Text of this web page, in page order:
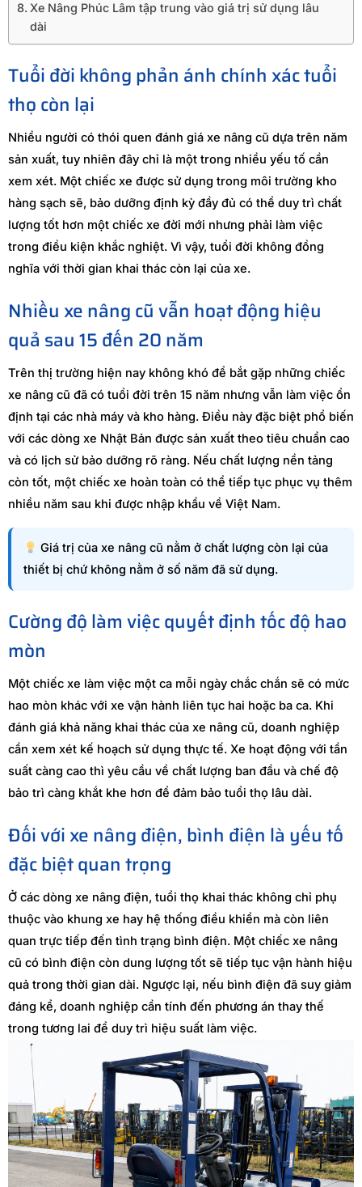
Xe Nâng Phúc Lâm tập trung vào giá trị sử dụng lâu
dài
Tuổi đời không phản ánh chính xác tuổi
thọ còn lại
Nhiều người có thói quen đánh giá xe nâng cũ dựa trên năm
sản xuất, tuy nhiên đây chỉ là một trong nhiều yếu tố cần
xem xét. Một chiếc xe được sử dụng trong môi trường kho
hàng sạch sẽ, bảo dưỡng định kỳ đầy đủ có thể duy trì chất
lượng tốt hơn một chiếc xe đời mới nhưng phải làm việc
trong điều kiện khắc nghiệt. Vì vậy, tuổi đời không đồng
nghĩa với thời gian khai thác còn lại của xe.
Nhiều xe nâng cũ vẫn hoạt động hiệu
quả sau 15 đến 20 năm
Trên thị trường hiện nay không khó để bắt gặp những chiếc
xe nâng cũ đã có tuổi đời trên 15 năm nhưng vẫn làm việc ổn
định tại các nhà máy và kho hàng. Điều này đặc biệt phổ biến
với các dòng xe Nhật Bản được sản xuất theo tiêu chuẩn cao
và có lịch sử bảo dưỡng rõ ràng. Nếu chất lượng nền tảng
còn tốt, một chiếc xe hoàn toàn có thể tiếp tục phục vụ thêm
nhiều năm sau khi được nhập khẩu về Việt Nam.
Giá trị của xe nâng cũ nằm ở chất lượng còn lại của
thiết bị chứ không nằm ở số năm đã sử dụng.
Cường độ làm việc quyết định tốc độ hao
mòn
Một chiếc xe làm việc một ca mỗi ngày chắc chắn sẽ có mức
hao mòn khác với xe vận hành liên tục hai hoặc ba ca. Khi
đánh giá khả năng khai thác của xe nâng cũ, doanh nghiệp
cần xem xét kế hoạch sử dụng thực tế. Xe hoạt động với tần
suất càng cao thì yêu cầu về chất lượng ban đầu và chế độ
bảo trì càng khắt khe hơn để đảm bảo tuổi thọ lâu dài.
Đối với xe nâng điện, bình điện là yếu tố
đặc biệt quan trọng
Ở các dòng xe nâng điện, tuổi thọ khai thác không chỉ phụ
thuộc vào khung xe hay hệ thống điều khiển mà còn liên
quan trực tiếp đến tình trạng bình điện. Một chiếc xe nâng
cũ có bình điện còn dung lượng tốt sẽ tiếp tục vận hành hiệu
quả trong thời gian dài. Ngược lại, nếu bình điện đã suy giảm
đáng kể, doanh nghiệp cần tính đến phương án thay thế
trong tương lai để duy trì hiệu suất làm việc.